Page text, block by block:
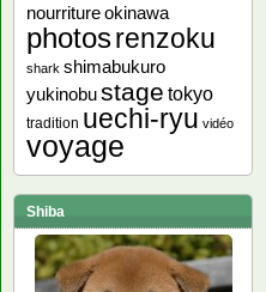
nourritureokinawa
photosrenzoku
shark shimabukuro
yukinobustage tokyo
tradition uechi-ryu vidéo
voyage
Shiba